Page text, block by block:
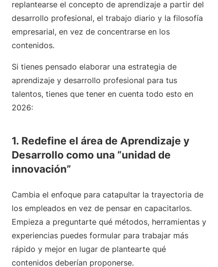
replantearse el concepto de aprendizaje a partir del
desarrollo profesional, el trabajo diario y la filosofía
empresarial, en vez de concentrarse en los
contenidos.
Si tienes pensado elaborar una estrategia de
aprendizaje y desarrollo profesional para tus
talentos, tienes que tener en cuenta todo esto en
2026:
1. Redefine el área de Aprendizaje y
Desarrollo como una “unidad de
innovación”
Cambia el enfoque para catapultar la trayectoria de
los empleados en vez de pensar en capacitarlos.
Empieza a preguntarte qué métodos, herramientas y
experiencias puedes formular para trabajar más
rápido y mejor en lugar de plantearte qué
contenidos deberían proponerse.